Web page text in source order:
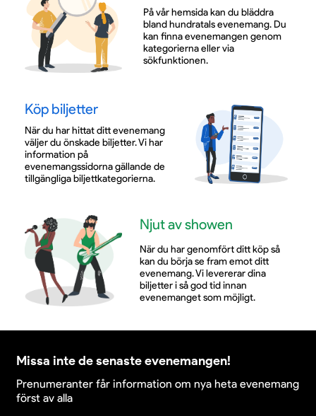
På vår hemsida kan du bläddra
bland hundratals evenemang. Du
kan finna evenemangen genom
kategorierna eller via
sökfunktionen.
Köp biljetter
När du har hittat ditt evenemang
väljer du önskade biljetter. Vi har
information på
evenemangssidorna gällande de
tillgängliga biljettkategorierna.
Njut av showen
När du har genomfört ditt köp så
kan du börja se fram emot ditt
evenemang. Vi levererar dina
biljetter i så god tid innan
evenemanget som möjligt.
Missa inte de senaste evenemangen!
Prenumeranter får information om nya heta evenemang
först av alla